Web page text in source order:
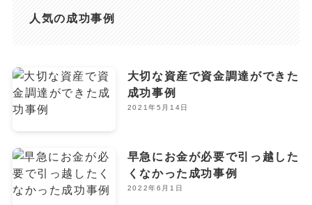
人気の成功事例
大切な資産で資金調達ができた
成功事例
2021年5月14日
早急にお金が必要で引っ越した
くなかった成功事例
2022年6月1日